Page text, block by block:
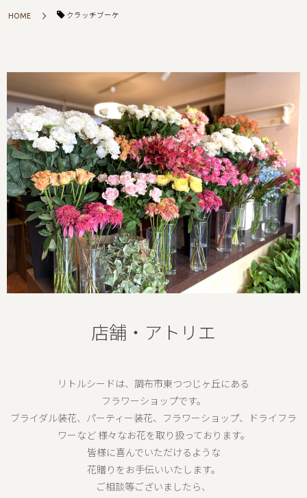
HOME クラッチブーケ
店舗・アトリエ
リトルシードは、調布市東つつじヶ丘にある
フラワーショップです。
ブライダル装花、パーティー装花、フラワーショップ、ドライフラ
ワーなど 様々なお花を取り扱っております。
皆様に喜んでいただけるような
花贈りをお手伝いいたします。
ご相談等ございましたら、